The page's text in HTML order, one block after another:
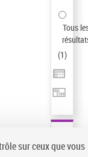
Tous
(1)
sur ceux que vous